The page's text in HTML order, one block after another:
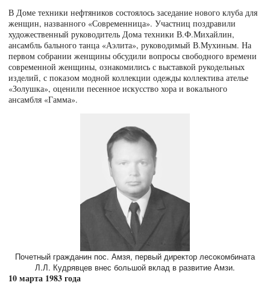
В Доме техники нефтяников состоялось заседание нового клуба для
женщин, названного «Современница». Участниц поздравили
художественный руководитель Дома техники В.Ф.Михайлин,
ансамбль бального танца «Аэлита», руководимый В.Мухиным. На
первом собрании женщины обсудили вопросы свободного времени
современной женщины, ознакомились с выставкой рукодельных
изделий, с показом модной коллекции одежды коллектива ателье
«Золушка», оценили песенное искусство хора и вокального
ансамбля «Гамма».
10 марта 1983 года